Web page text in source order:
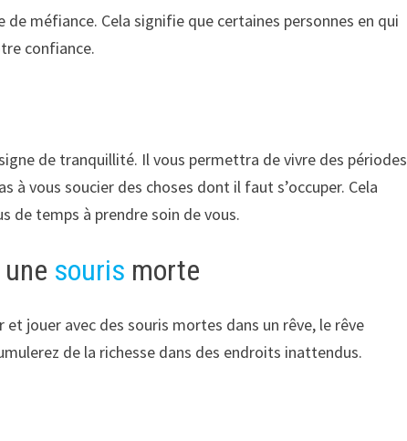
de méfiance. Cela signifie que certaines personnes en qui
confiance.
de tranquillité. Il vous permettra de vivre des périodes
à vous soucier des choses dont il faut s’occuper. Cela
de temps à prendre soin de vous.
souris morte
jouer avec des souris mortes dans un rêve, le rêve
de la richesse dans des endroits inattendus.